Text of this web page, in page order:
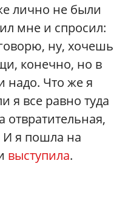
лично не были
мне и спросил:
ну, хочешь
конечно, но в
надо. Что же я
я все равно туда
отвратительная,
И я пошла на
выступила.